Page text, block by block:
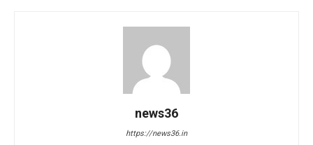
news36
https://news36.in